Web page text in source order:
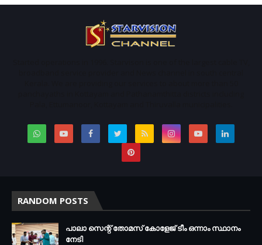
RANDOM POSTS
പാലാ സെന്റ് തോമസ് കോളേജ് ടീം ഒന്നാം സ്ഥാനം
നേടി